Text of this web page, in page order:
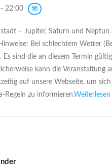
22:00
– Jupiter, Saturn und Neptun
Bei schlechtem Wetter
sind die an diesem Termin
kann die Veranstaltung
auf unsere Webseite, um
Regeln zu informieren.